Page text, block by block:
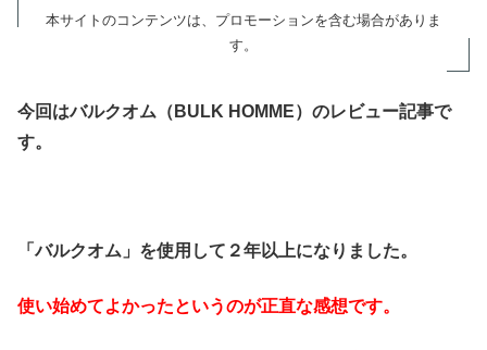
本サイトのコンテンツは、プロモーションを含む場合がありま
す。
今回はバルクオム（BULK HOMME）のレビュー記事で
す。
「バルクオム」を使用して２年以上になりました。
使い始めてよかったというのが正直な感想です。